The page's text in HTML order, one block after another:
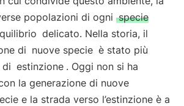
popolazioni di ogni specie
delicato. Nella storia, il
di nuove specie è stato più
di estinzione . Oggi non si ha
la generazione di nuove
e la strada verso l’estinzione è a